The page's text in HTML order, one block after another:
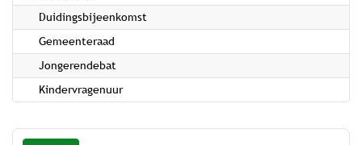
Duidingsbijeenkomst
Gemeenteraad
Jongerendebat
Kindervragenuur